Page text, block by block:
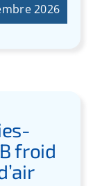
2026
froid